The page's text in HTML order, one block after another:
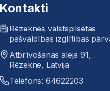
Kontakti
Rēzeknes valstspilsētas
pašvaldības izglītības
Atbrīvošanas aleja 91,
Rēzekne, Latvija
Telefons: 64622203